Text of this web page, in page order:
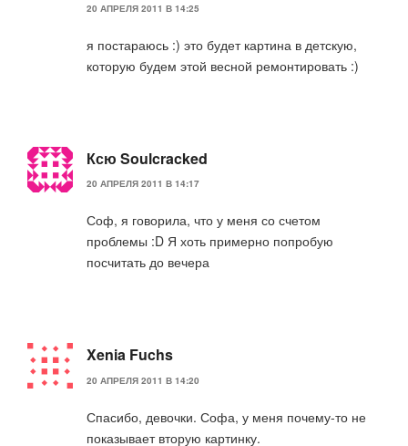
20 АПРЕЛЯ 2011 В 14:25
я постараюсь :) это будет картина в детскую,
которую будем этой весной ремонтировать :)
Ксю Soulcracked
20 АПРЕЛЯ 2011 В 14:17
Соф, я говорила, что у меня со счетом
проблемы :D Я хоть примерно попробую
посчитать до вечера
Xenia Fuchs
20 АПРЕЛЯ 2011 В 14:20
Спасибо, девочки. Софа, у меня почему-то не
показывает вторую картинку.